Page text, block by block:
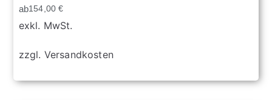
ab154,00€
exkl. MwSt.
zzgl. Versandkosten